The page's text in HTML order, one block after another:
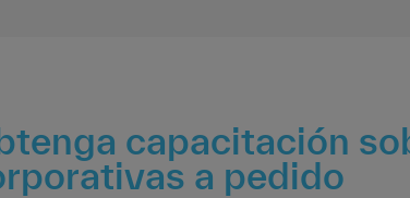
capacitación
a pedido